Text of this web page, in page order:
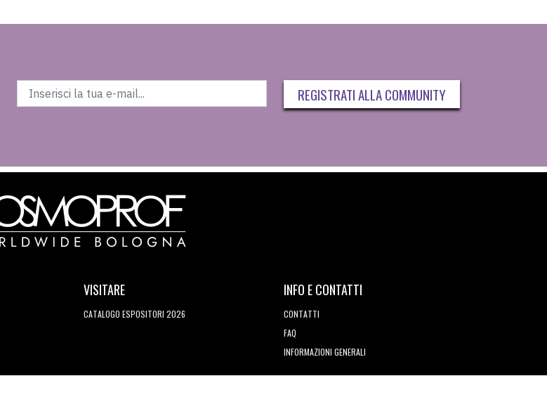
REGISTRATI ALLA COMMUNITY
VISITARE
CATALOGO ESPOSITORI 2026
INFO E CONTATTI
CONTATTI
FAQ
INFORMAZIONI GENERALI